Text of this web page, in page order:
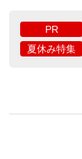
PR
夏休み特集